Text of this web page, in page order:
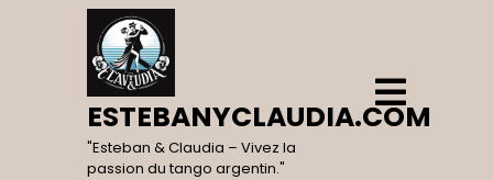
ESTEBANYCLAUDIA.COM
"Esteban & Claudia – Vivez la
passion du tango argentin."
Open
Menu